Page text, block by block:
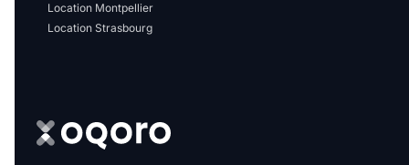
Location Montpellier
Location Strasbourg